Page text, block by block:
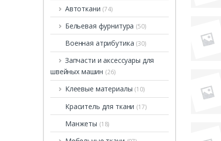
Автоткани (74)
Бельевая фурнитура (50)
Военная атрибутика (30)
Запчасти и аксессуары для
швейных машин (26)
Клеевые материалы (10)
Краситель для ткани (17)
Манжеты (18)